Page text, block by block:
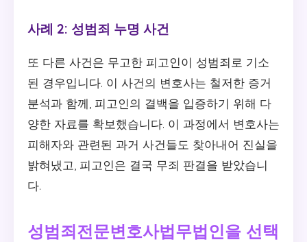
사례 2: 성범죄 누명 사건
또 다른 사건은 무고한 피고인이 성범죄로 기소
된 경우입니다. 이 사건의 변호사는 철저한 증거
분석과 함께, 피고인의 결백을 입증하기 위해 다
양한 자료를 확보했습니다. 이 과정에서 변호사는
피해자와 관련된 과거 사건들도 찾아내어 진실을
밝혀냈고, 피고인은 결국 무죄 판결을 받았습니
다.
성범죄전문변호사법무법인을 선택